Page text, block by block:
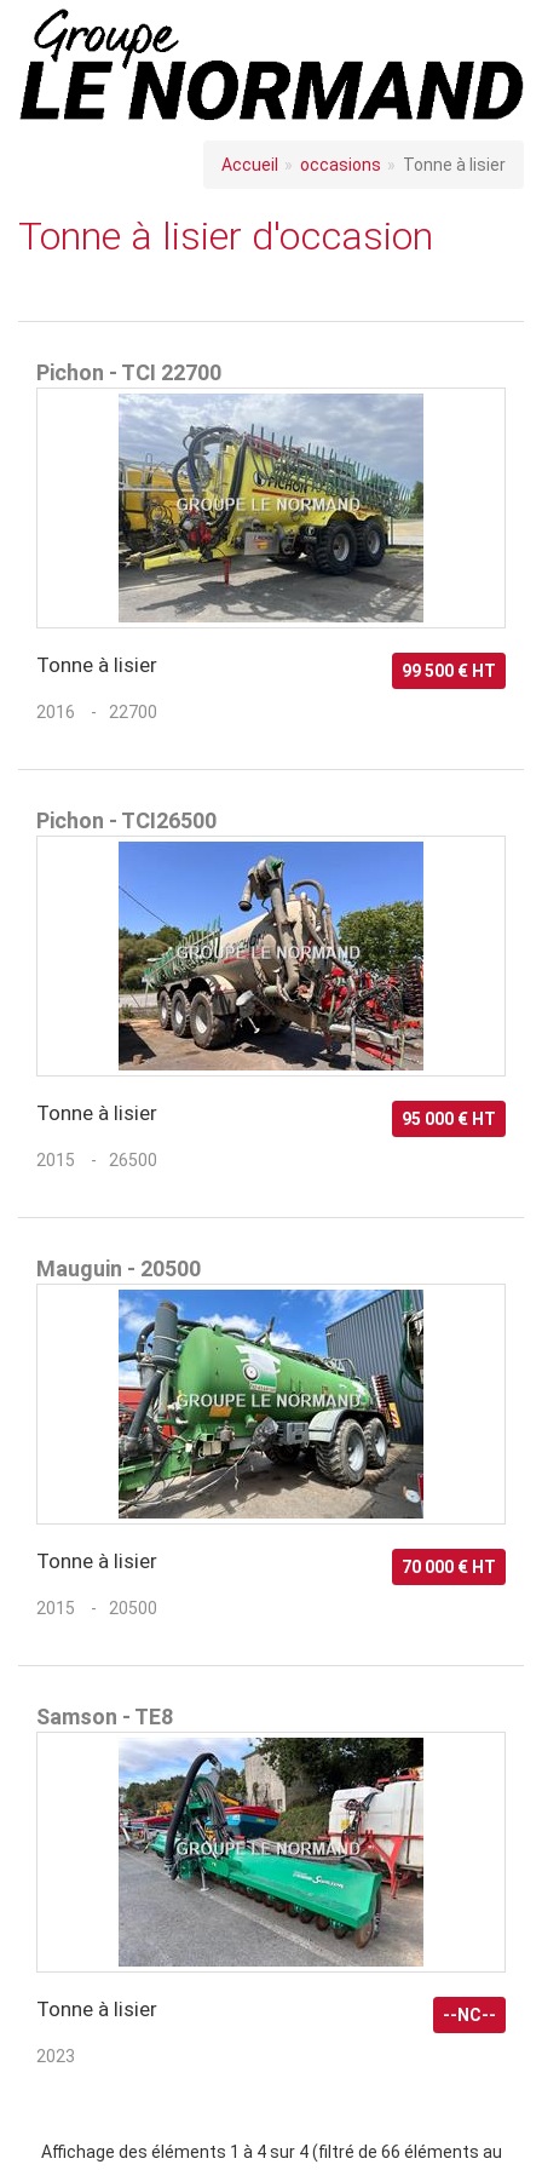
Accueil occasions Tonne à lisier
Tonne à lisier d'occasion
Pichon - TCI 22700
99 500 € HT
Tonne à lisier
2016 22700
Pichon - TCI26500
95 000 € HT
Tonne à lisier
2015 26500
Mauguin - 20500
70 000 € HT
Tonne à lisier
2015 20500
Samson - TE8
--NC--
Tonne à lisier
2023
Affichage des éléments 1 à 4 sur 4 (filtré de 66 éléments au